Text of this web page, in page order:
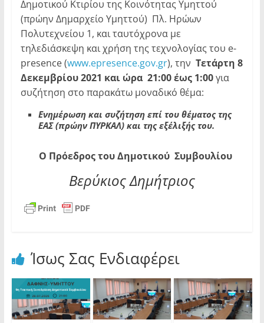
Δημοτικού Κτιρίου της Κοινότητας Υμηττού
(πρώην Δημαρχείο Υμηττού) Πλ. Ηρώων
Πολυτεχνείου 1, και ταυτόχρονα με
τηλεδιάσκεψη και χρήση της τεχνολογίας του e-
presence (www.epresence.gov.gr), την Τετάρτη 8
Δεκεμβρίου 2021 και ώρα 21:00 έως 1:00για
συζήτηση στο παρακάτω μοναδικό θέμα:
Ενημέρωση και συζήτηση επί του θέματος της
ΕΑΣ (πρώην ΠΥΡΚΑΛ) και της εξέλιξής του.
Ο Πρόεδρος του Δημοτικού Συμβουλίου
Βερύκιος Δημήτριος
Ίσως Σας Ενδιαφέρει